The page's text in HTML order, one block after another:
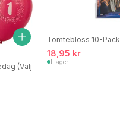
(Välj
Tomtebloss 10-Pack
18,95 kr
I lager